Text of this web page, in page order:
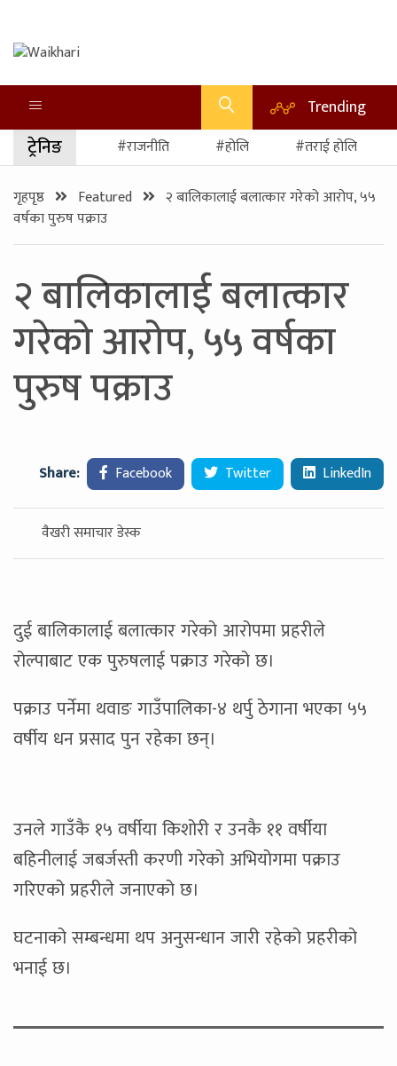
Trending
ट्रेनिङ #राजनीति #होलि #तराई होलि
गृहपृष्ठ Featured
२ बालिकालाई बलात्कार गरेको आरोप, ५५
वर्षका पुरुष पक्राउ
२ बालिकालाई बलात्कार
गरेको आरोप, ५५ वर्षका
पुरुष पक्राउ
Share: Facebook Twitter LinkedIn
वैखरी समाचार डेस्क
दुई बालिकालाई बलात्कार गरेको आरोपमा प्रहरीले
रोल्पाबाट एक पुरुषलाई पक्राउ गरेको छ।
पक्राउ पर्नेमा थवाङ गाउँपालिका-४ थर्पु ठेगाना भएका ५५
वर्षीय धन प्रसाद पुन रहेका छन्।
उनले गाउँकै १५ वर्षीया किशोरी र उनकै ११ वर्षीया
बहिनीलाई जबर्जस्ती करणी गरेको अभियोगमा पक्राउ
गरिएको प्रहरीले जनाएको छ।
घटनाको सम्बन्धमा थप अनुसन्धान जारी रहेको प्रहरीको
भनाई छ।